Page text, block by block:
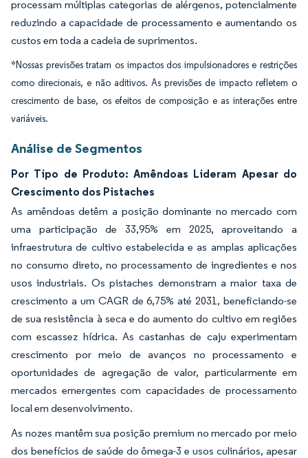
processam múltiplas categorias de alérgenos, potencialmente
reduzindo a capacidade de processamento e aumentando os
custos em toda a cadeia de suprimentos.
*Nossas previsões tratam os impactos dos impulsionadores e restrições
como direcionais, e não aditivos. As previsões de impacto refletem o
crescimento de base, os efeitos de composição e as interações entre
variáveis.
Análise de Segmentos
Por Tipo de Produto: Amêndoas Lideram Apesar do
Crescimento dos Pistaches
As amêndoas detêm a posição dominante no mercado com
uma participação de 33,95% em 2025, aproveitando a
infraestrutura de cultivo estabelecida e as amplas aplicações
no consumo direto, no processamento de ingredientes e nos
usos industriais. Os pistaches demonstram a maior taxa de
crescimento a um CAGR de 6,75% até 2031, beneficiando-se
de sua resistência à seca e do aumento do cultivo em regiões
com escassez hídrica. As castanhas de caju experimentam
crescimento por meio de avanços no processamento e
oportunidades de agregação de valor, particularmente em
mercados emergentes com capacidades de processamento
local em desenvolvimento.
As nozes mantêm sua posição premium no mercado por meio
dos benefícios de saúde do ômega-3 e usos culinários, apesar